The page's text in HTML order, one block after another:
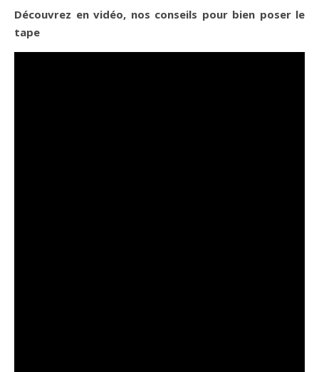
Découvrez en vidéo, nos conseils pour bien poser le
tape